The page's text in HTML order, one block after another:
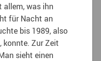
allem, was ihn
für Nacht an
bis 1989, also
konnte. Zur Zeit
sieht einen